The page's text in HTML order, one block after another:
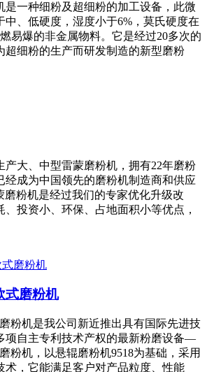
是一种细粉及超细粉的加工设备，此微
中、低硬度，湿度小于6%，莫氏硬度在
易爆的非金属物料。它是经过20多次的
超细粉的生产而研发制造的新型磨粉
产大、中型雷蒙磨粉机，拥有22年磨粉
经成为中国领先的磨粉机制造商和供应
磨粉机是经过我们的专家优化升级改
、投资小、环保、占地面积小等优点，
式磨粉机
粉机是我公司新近推出具有国际先进技
项自主专利技术产权的最新粉磨设备—
粉机，以悬辊磨粉机9518为基础，采用
术，它能满足客户对产品粒度、性能